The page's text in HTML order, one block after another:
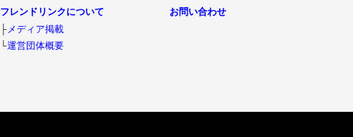
フレンドリンクについて
├メディア掲載
└運営団体概要
お問い合わせ